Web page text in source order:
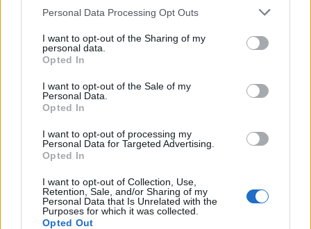
Personal Data Processing Opt Outs
I want to opt-out of the Sharing of my
personal data.
Opted In
I want to opt-out of the Sale of my
Personal Data.
Opted In
I want to opt-out of processing my
Personal Data for Targeted Advertising.
Opted In
I want to opt-out of Collection, Use,
Retention, Sale, and/or Sharing of my
Personal Data that Is Unrelated with the
Purposes for which it was collected.
Opted Out
“Η πιο επικίνδυνη απ’ τις εξαγωγές της Αμερικής
δεν ήταν ποτέ τα πυρηνικά όπλα ή ο Jerry Lewis –
ούτε καν οι επαναλήψεις του Baywatch. Ήταν,
πάντα το fast food μας.”
“Όποιος δε σου επιτρέπει να τρως το burger σου
ελάχιστα ψημένο, είναι από την πλευρά των
τρομοκρατών.”
“Κανείς δε φαίνεται να συμμερίζεται καλύτερα το